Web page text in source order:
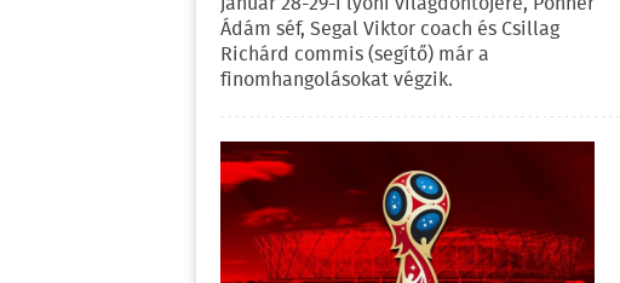
Ádám séf, Segal Viktor coach és Csillag
Richárd commis (segítő) már a
finomhangolásokat végzik.